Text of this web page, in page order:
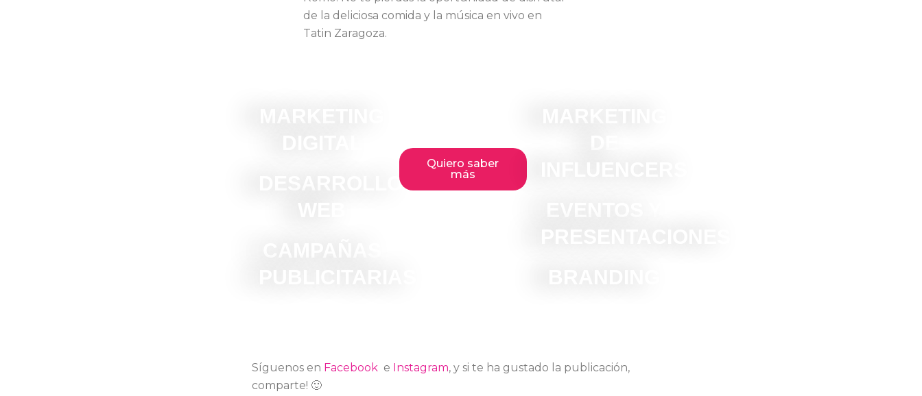
de la deliciosa comida y la música en vivo en
Tatin Zaragoza.
DESARROLLO
Quiero saber
más
Síguenos en Facebook e Instagram, y si te ha gustado la publicación,
comparte! 🙂